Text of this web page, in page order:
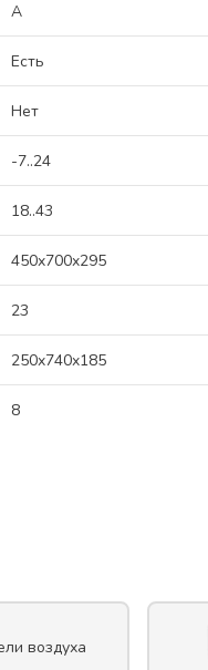
A
Есть
Нет
-7..24
18..43
450x700x295
23
250x740x185
8
воздуха